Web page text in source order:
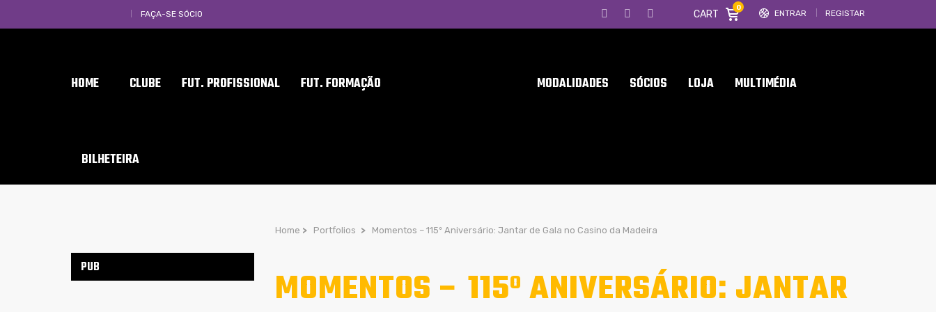
FAÇA-SE SÓCIO ENTRAR REGISTAR
CART
0
HOME CLUBE FUT. PROFISSIONAL FUT. FORMAÇÃO MODALIDADES SÓCIOS LOJA MULTIMÉDIA
BILHETEIRA
Home > Portfolios > Momentos – 115º Aniversário: Jantar de Gala no Casino da Madeira
MOMENTOS – 115º ANIVERSÁRIO: JANTAR
PUB